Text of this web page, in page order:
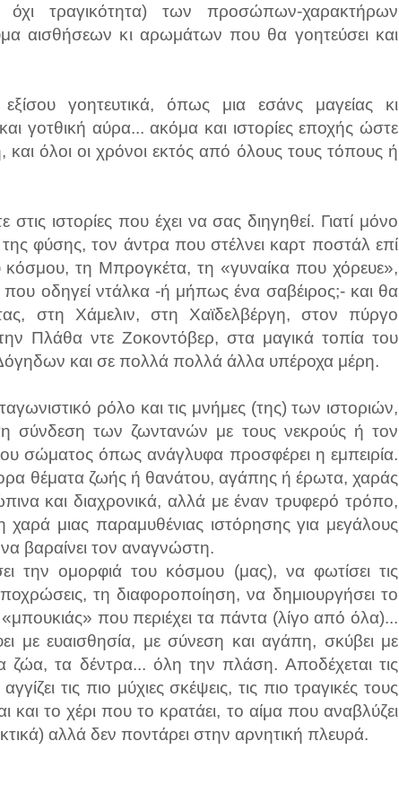
όχι τραγικότητα) των προσώπων-χαρακτήρων
αισθήσεων κι αρωμάτων που θα γοητεύσει και
γοητευτικά, όπως μια εσάνς μαγείας κι
γοτθική αύρα... ακόμα και ιστορίες εποχής ώστε
όλοι οι χρόνοι εκτός από όλους τους τόπους ή
ιστορίες που έχει να σας διηγηθεί. Γιατί μόνο
φύσης, τον άντρα που στέλνει καρτ ποστάλ επί
κόσμου, τη Μπρογκέτα, τη «γυναίκα που χόρευε»,
οδηγεί ντάλκα -ή μήπως ένα σαβέιρος;- και θα
στη Χάμελιν, στη Χαϊδελβέργη, στον πύργο
Πλάθα ντε Ζοκοντόβερ, στα μαγικά τοπία του
και σε πολλά πολλά άλλα υπέροχα μέρη.
ρόλο και τις μνήμες (της) των ιστοριών,
σύνδεση των ζωντανών με τους νεκρούς ή τον
σώματος όπως ανάγλυφα προσφέρει η εμπειρία.
θέματα ζωής ή θανάτου, αγάπης ή έρωτα, χαράς
και διαχρονικά, αλλά με έναν τρυφερό τρόπο,
μιας παραμυθένιας ιστόρησης για μεγάλους
βαραίνει τον αναγνώστη.
την ομορφιά του κόσμου (μας), να φωτίσει τις
τη διαφοροποίηση, να δημιουργήσει το
που περιέχει τα πάντα (λίγο από όλα)...
με ευαισθησία, με σύνεση και αγάπη, σκύβει με
τα δέντρα... όλη την πλάση. Αποδέχεται τις
τις πιο μύχιες σκέψεις, τις πιο τραγικές τους
και το χέρι που το κρατάει, το αίμα που αναβλύζει
αλλά δεν ποντάρει στην αρνητική πλευρά.